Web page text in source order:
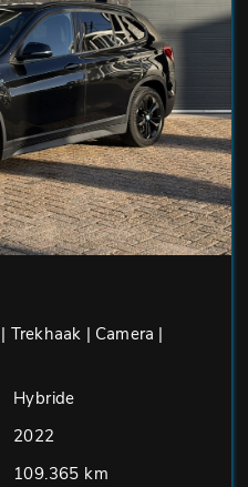
Trekhaak | Camera |
Hybride
2022
109.365 km